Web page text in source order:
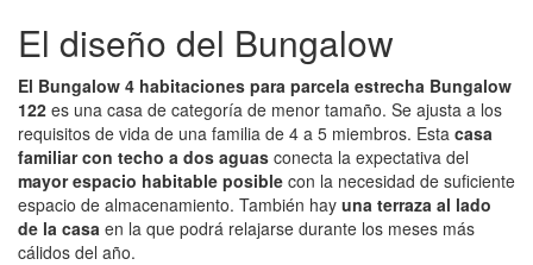
El diseño del Bungalow
El Bungalow 4 habitaciones para parcela estrecha Bungalow
122 es una casa de categoría de menor tamaño. Se ajusta a los
requisitos de vida de una familia de 4 a 5 miembros. Esta casa
familiar con techo a dos aguas conecta la expectativa del
mayor espacio habitable posible con la necesidad de suficiente
espacio de almacenamiento. También hay una terraza al lado
de la casa en la que podrá relajarse durante los meses más
cálidos del año.